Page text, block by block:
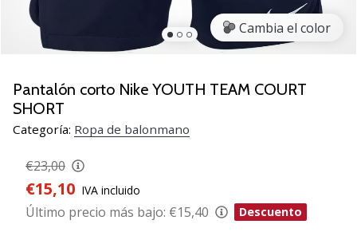
zapatillas
balonmano
Accelerate
NITRO
SQD
5!
las
actualizaciones
técnicas
Cambia el color
Pantalón corto Nike YOUTH TEAM COURT
SHORT
Categoría: Ropa de balonmano
€23,00
€15,10 IVA incluido
Último precio más bajo: €15,40 Descuento